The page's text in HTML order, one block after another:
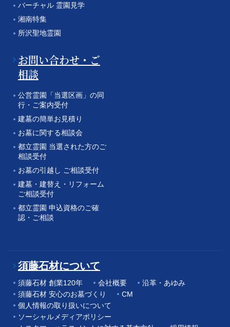
バーチャル 霊園見学
湘南特集
所沢聖地霊園
お問い合わせ・ご
相談
公営霊園「当選区画」の同
行・ご案内受付
建墓の簡単お見積り
お墓に関する相談会
都立霊園 当選された方のご
相談受付
お墓の引越し ご相談受付
建墓・建替え・リフォーム
ご相談受付
都立霊園 申込資格のご確
認・ご相談
須藤石材について
須藤石材 創業120年 会社概要
沿革・あゆみ
須藤石材 安心のお墓づくり
CM
個人情報の取り扱いについて
ソーシャルメディアポリシー